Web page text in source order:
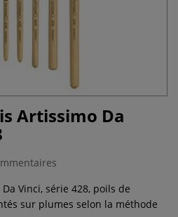
Artissimo Da
Vinci, série 428, poils de
sur plumes selon la méthode